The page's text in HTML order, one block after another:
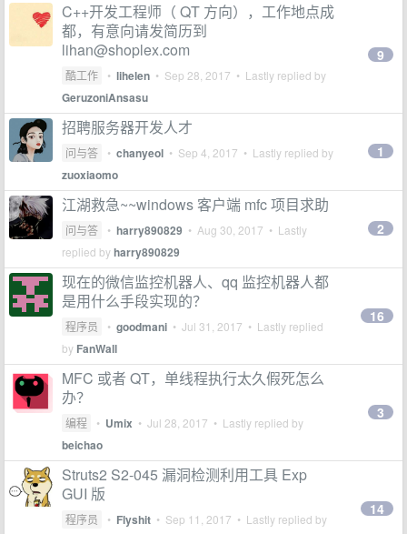
C++开发工程师（ QT 方向），工作地点成
都，有意向请发简历到
lihan@shoplex.com
酷工作 • lihelen • Sep 28, 2017 • Lastly replied by
GeruzoniAnsasu
9
招聘服务器开发人才
问与答 • chanyeol • Sep 4, 2017 • Lastly replied by
zuoxiaomo
1
江湖救急~~windows 客户端 mfc 项目求助
问与答 • harry890829 • Aug 30, 2017 • Lastly
replied byharry890829
2
现在的微信监控机器人、qq 监控机器人都
是用什么手段实现的？
程序员 • goodmani • Jul 31, 2017 • Lastly replied
by FanWall
16
MFC 或者 QT，单线程执行太久假死怎么
办？
编程 • Umix • Jul 28, 2017 • Lastly replied by
beichao
3
Struts2 S2-045 漏洞检测利用工具 Exp
GUI 版
程序员 • Flyshit • Sep 11, 2017 • Lastly replied by
14